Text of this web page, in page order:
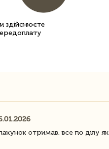
здійснюєте
отримав. все по ділу як